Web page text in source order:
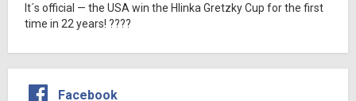
It´s official — the USA win the Hlinka Gretzky Cup for the first
time in 22 years! ????
Facebook